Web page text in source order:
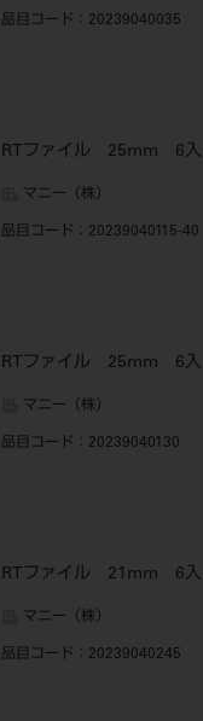
品目コード ：20239040035
RTファイル 25mm 6
マニー（株）
品目コード ：20239040115-40
RTファイル 25mm 6
マニー（株）
品目コード ：20239040130
RTファイル 21mm 6
マニー（株）
品目コード ：20239040245